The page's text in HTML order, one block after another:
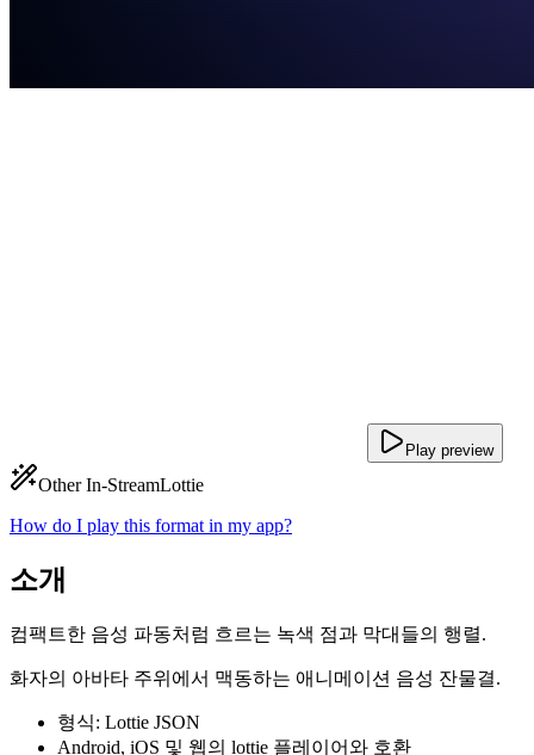
Play preview
Other In-StreamLottie
How do I play this format in my app?
소개
컴팩트한 음성 파동처럼 흐르는 녹색 점과 막대들의 행렬.
화자의 아바타 주위에서 맥동하는 애니메이션 음성 잔물결.
형식: Lottie JSON
Android, iOS 및 웹의 lottie 플레이어와 호환